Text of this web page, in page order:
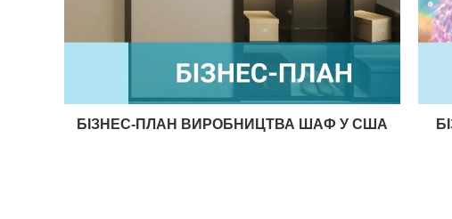
БІЗНЕС-ПЛАН ВИРОБНИЦТВА ШАФ У США